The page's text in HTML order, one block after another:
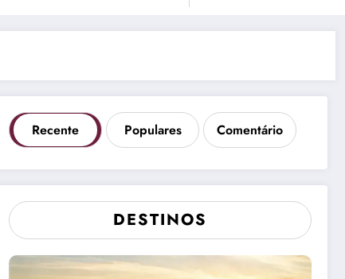
Recente Populares Comentário
DESTINOS